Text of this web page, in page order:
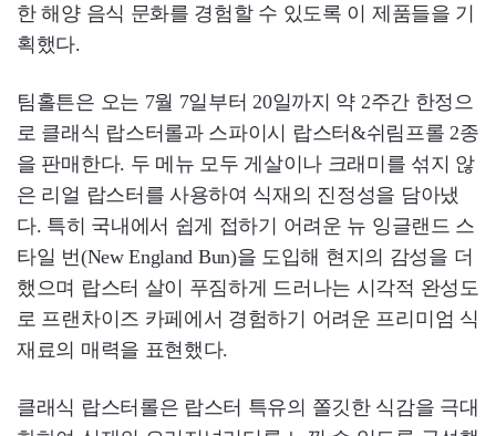
한 해양 음식 문화를 경험할 수 있도록 이 제품들을 기
획했다.
팀홀튼은 오는 7월 7일부터 20일까지 약 2주간 한정으
로 클래식 랍스터롤과 스파이시 랍스터&쉬림프롤 2종
을 판매한다. 두 메뉴 모두 게살이나 크래미를 섞지 않
은 리얼 랍스터를 사용하여 식재의 진정성을 담아냈
다. 특히 국내에서 쉽게 접하기 어려운 뉴 잉글랜드 스
타일 번(New England Bun)을 도입해 현지의 감성을 더
했으며 랍스터 살이 푸짐하게 드러나는 시각적 완성도
로 프랜차이즈 카페에서 경험하기 어려운 프리미엄 식
재료의 매력을 표현했다.
클래식 랍스터롤은 랍스터 특유의 쫄깃한 식감을 극대